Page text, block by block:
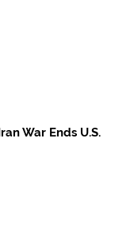
War Ends U.S.